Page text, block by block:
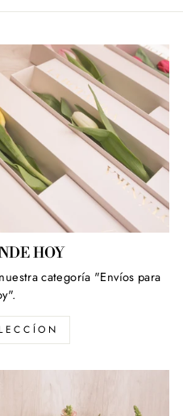
HOY
categoría "Envíos para